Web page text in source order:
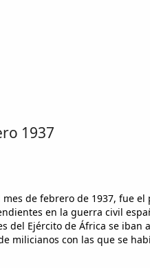
1937
de febrero de 1937, fue
en la guerra civil
del Ejército de África se iban
milicianos con las que se